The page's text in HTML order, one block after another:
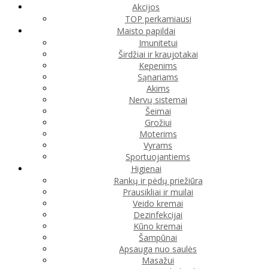
Akcijos
TOP perkamiausi
Maisto papildai
Imunitetui
Širdžiai ir kraujotakai
Kepenims
Sąnariams
Akims
Nervų sistemai
Šeimai
Grožiui
Moterims
Vyrams
Sportuojantiems
Higienai
Rankų ir pėdų priežiūra
Prausikliai ir muilai
Veido kremai
Dezinfekcijai
Kūno kremai
Šampūnai
Apsauga nuo saulės
Masažui